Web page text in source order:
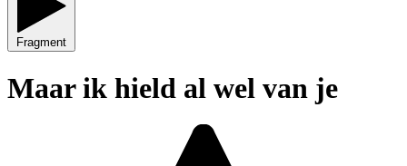
Fragment
Maar ik hield al wel van je